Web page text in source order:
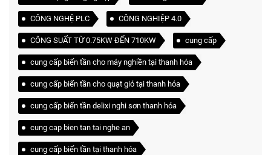
CÔNG NGHỆ PLC CÔNG NGHIỆP 4.0
CÔNG SUẤT TỪ 0.75KW ĐẾN 710KW cung cấp
cung cấp biến tần cho máy nghiền tại thanh hóa
cung cấp biến tần cho quạt gió tại thanh hóa
cung cấp biến tần delixi nghi sơn thanh hóa
cung cap bien tan tai nghe an
cung cấp biến tần tại thanh hóa